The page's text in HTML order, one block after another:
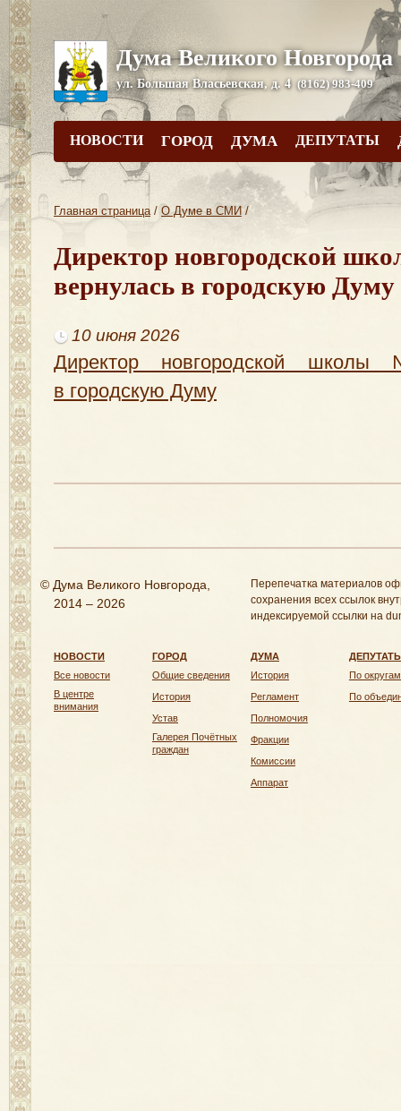
Дума Великого Новгорода
ул. Большая Власьевская, д. 4 (8162) 983-409
НОВОСТИ ГОРОД ДУМА ДЕПУТАТЫ
Главная страница/ О Думе в СМИ/
Директор новгородской
вернулась в городскую Думу
10 июня 2026
Директор новгородской
в городскую Думу
© Дума Великого Новгорода,
2014 – 2026
Перепечатка материалов
сохранения всех ссылок
индексируемой ссылки на
НОВОСТИ
Все новости
В центре
внимания
ГОРОД
Общие сведения
История
Устав
Галерея Почётных
граждан
ДУМА
История
Регламент
Полномочия
Фракции
Комиссии
Аппарат
По округам
По